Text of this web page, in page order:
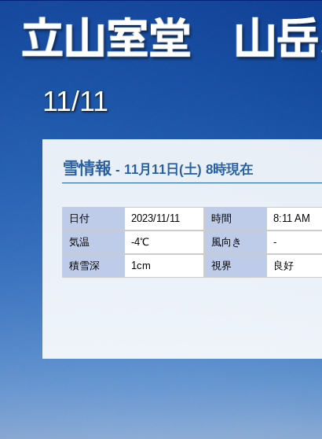
11/11
雪情報 - 11月11日(土) 8時現在
日付 2023/11/11 時間 8:11 AM
気温
-4℃ 風向き -
積雪深
1cm 視界 良好